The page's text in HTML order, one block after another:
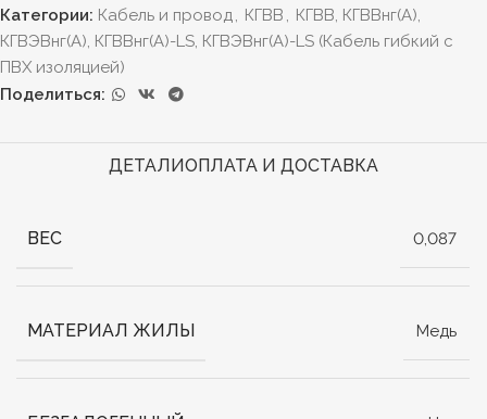
Категории: Кабель и провод, КГВВ , КГВВ, КГВВнг(А),
КГВЭВнг(А), КГВВнг(А)-LS, КГВЭВнг(А)-LS (Кабель гибкий с
ПВХ изоляцией)
Поделиться:
ДЕТАЛИОПЛАТА И ДОСТАВКА
ВЕС 0,087
МАТЕРИАЛ ЖИЛЫ Медь